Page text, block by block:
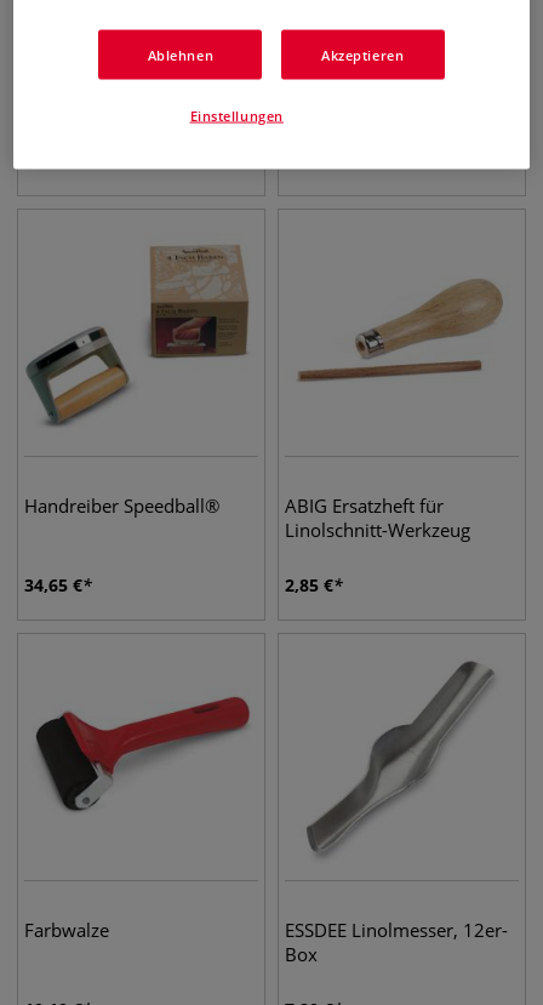
ABIG Handreiber
ABIG Ersatzmesser-
Handreiber Speedball®
34,65 €
ABIG Ersatzheft für
Linolschnitt-Werkzeug
2,85 €
Farbwalze
ESSDEE Linolmesser, 12er-
Box
Ablehnen Akzeptieren
Einstellungen